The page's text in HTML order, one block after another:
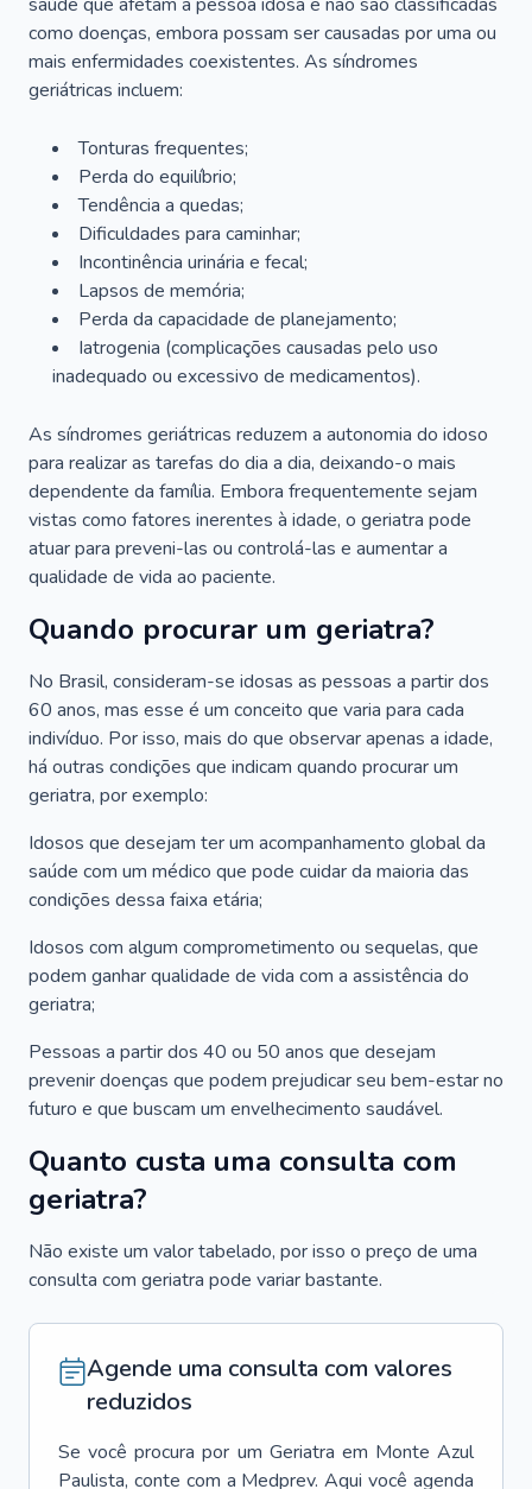
como doenças, embora possam ser causadas por uma ou
mais enfermidades coexistentes. As síndromes
geriátricas incluem:
Tonturas frequentes;
Perda do equilíbrio;
Tendência a quedas;
Dificuldades para caminhar;
Incontinência urinária e fecal;
Lapsos de memória;
Perda da capacidade de planejamento;
Iatrogenia (complicações causadas pelo uso
inadequado ou excessivo de medicamentos).
As síndromes geriátricas reduzem a autonomia do idoso
para realizar as tarefas do dia a dia, deixando-o mais
dependente da família. Embora frequentemente sejam
vistas como fatores inerentes à idade, o geriatra pode
atuar para preveni-las ou controlá-las e aumentar a
qualidade de vida ao paciente.
Quando procurar um geriatra?
No Brasil, consideram-se idosas as pessoas a partir dos
60 anos, mas esse é um conceito que varia para cada
indivíduo. Por isso, mais do que observar apenas a idade,
há outras condições que indicam quando procurar um
geriatra, por exemplo:
Idosos que desejam ter um acompanhamento global da
saúde com um médico que pode cuidar da maioria das
condições dessa faixa etária;
Idosos com algum comprometimento ou sequelas, que
podem ganhar qualidade de vida com a assistência do
geriatra;
Pessoas a partir dos 40 ou 50 anos que desejam
prevenir doenças que podem prejudicar seu bem-estar no
futuro e que buscam um envelhecimento saudável.
Quanto custa uma consulta com
geriatra?
Não existe um valor tabelado, por isso o preço de uma
consulta com geriatra pode variar bastante.
Agende uma consulta com valores
reduzidos
Se você procura por um Geriatra em Monte Azul
Paulista, conte com a Medprev. Aqui você agenda